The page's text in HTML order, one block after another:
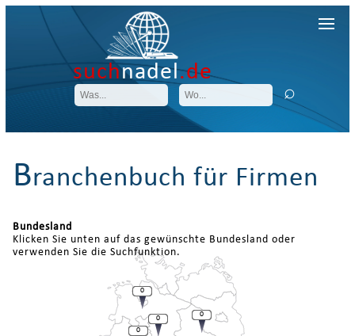
suchnadel.de
Branchenbuch für Firmen
Bundesland
Klicken Sie unten auf das gewünschte Bundesland oder
verwenden Sie die Suchfunktion.
0
0
0
0